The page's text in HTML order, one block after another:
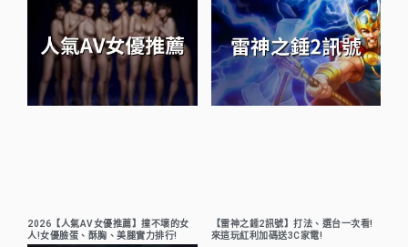
2026【人氣AV女優推薦】撞不壞的女
人!女優臉蛋、酥胸、美腿實力排行!
【雷神之錘2訊號】打法、選台一次看!
來這玩紅利加碼送3C家電!